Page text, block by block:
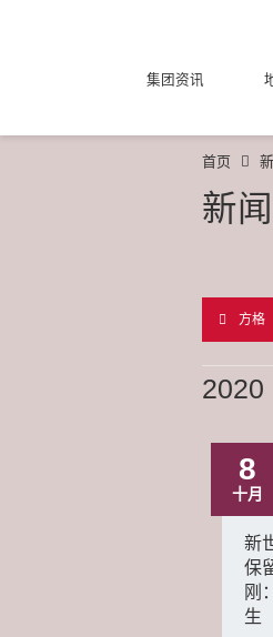
集团资讯
首页
新
方格
2020
8
十月
新
保
刚
生